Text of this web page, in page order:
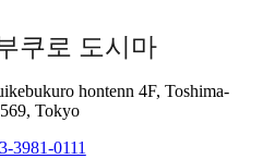
쿠로 도시마
hontenn 4F, Toshima-
Tokyo
3981-0111